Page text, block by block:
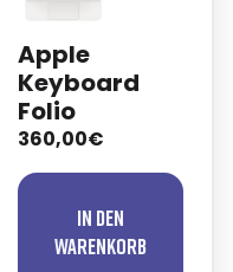
Apple
Keyboard
Folio
360,00€
In den
Warenkorb